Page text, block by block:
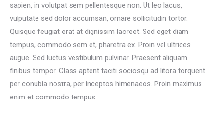
sapien, in volutpat sem pellentesque non. Ut leo lacus,
vulputate sed dolor accumsan, ornare sollicitudin tortor.
Quisque feugiat erat at dignissim laoreet. Sed eget diam
tempus, commodo sem et, pharetra ex. Proin vel ultrices
augue. Sed luctus vestibulum pulvinar. Praesent aliquam
finibus tempor. Class aptent taciti sociosqu ad litora torquent
per conubia nostra, per inceptos himenaeos. Proin maximus
enim et commodo tempus.